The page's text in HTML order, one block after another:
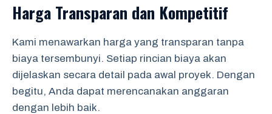
Harga Transparan dan Kompetitif
Kami menawarkan harga yang transparan tanpa
biaya tersembunyi. Setiap rincian biaya akan
dijelaskan secara detail pada awal proyek. Dengan
begitu, Anda dapat merencanakan anggaran
dengan lebih baik.